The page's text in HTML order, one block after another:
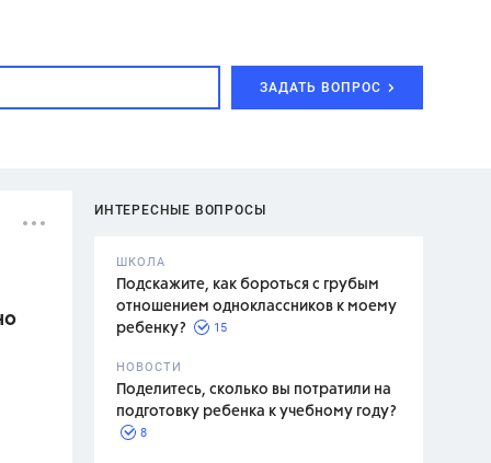
ЗАДАТЬ ВОПРОС
ИНТЕРЕСНЫЕ ВОПРОСЫ
ШКОЛА
Подскажите, как бороться с грубым
отношением одноклассников к моему
ребенку?
15
НОВОСТИ
Поделитесь, сколько вы потратили на
подготовку ребенка к учебному году?
8